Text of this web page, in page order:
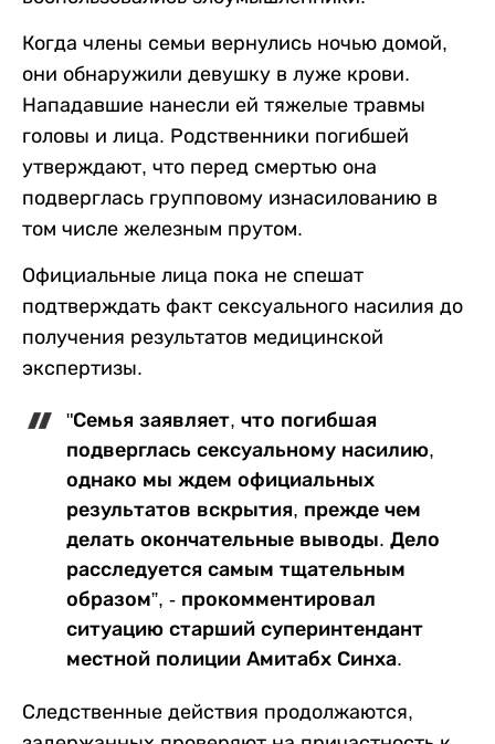
Когда члены семьи вернулись ночью домой,
они обнаружили девушку в луже крови.
Нападавшие нанесли ей тяжелые травмы
головы и лица. Родственники погибшей
утверждают, что перед смертью она
подверглась групповому изнасилованию в
том числе железным прутом.
Официальные лица пока не спешат
подтверждать факт сексуального насилия до
получения результатов медицинской
экспертизы.
"Семья заявляет, что погибшая
подверглась сексуальному насилию,
однако мы ждем официальных
результатов вскрытия, прежде чем
делать окончательные выводы. Дело
расследуется самым тщательным
образом”, - прокомментировал
ситуацию старший суперинтендант
местной полиции Амитабх Синха.
Следственные действия продолжаются,